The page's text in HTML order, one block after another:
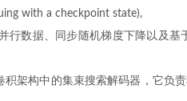
with a checkpoint state),
行数据、同步随机梯度下降以及基
架构中的集束搜索解码器，它负